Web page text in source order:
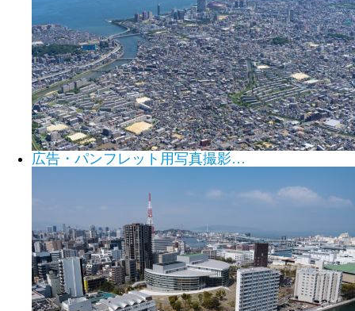
広告・パンフレット用写真撮影…